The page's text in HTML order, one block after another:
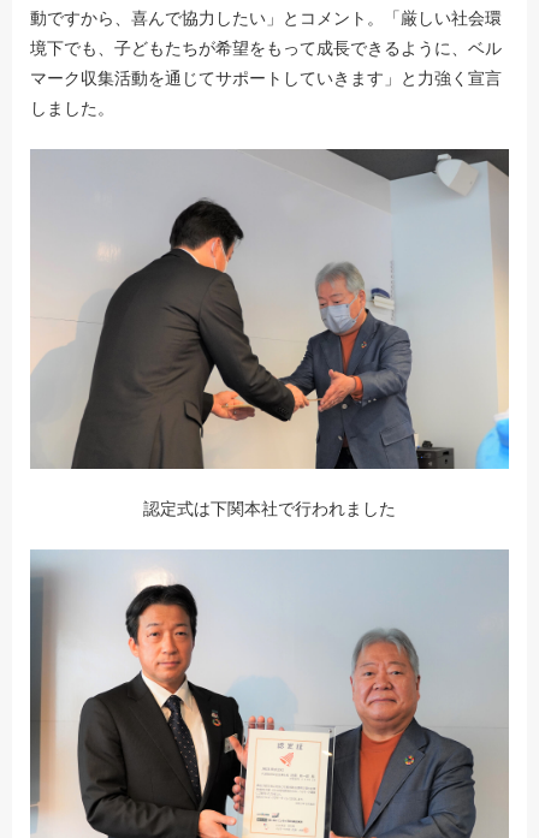
動ですから、喜んで協力したい」とコメント。「厳しい社会環
境下でも、子どもたちが希望をもって成長できるように、ベル
マーク収集活動を通じてサポートしていきます」と力強く宣言
しました。
認定式は下関本社で行われました